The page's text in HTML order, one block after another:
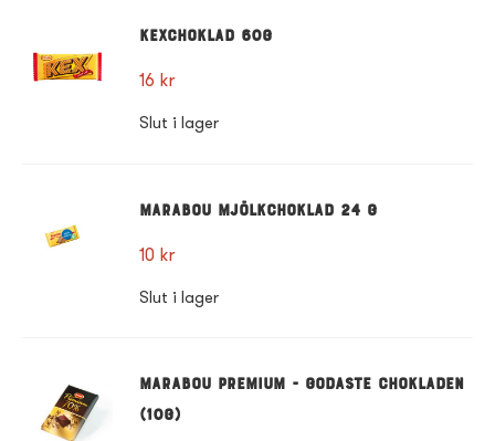
Kexchoklad 60g
16 kr
Slut i lager
Marabou mjölkchoklad 24 g
10 kr
Slut i lager
Marabou Premium - Godaste chokladen
(10g)